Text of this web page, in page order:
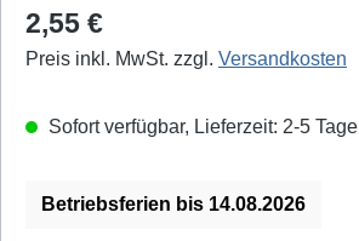
Regulärer Preis:
2,55 €
Preis inkl. MwSt. zzgl. Versandkosten
Sofort verfügbar, Lieferzeit: 2-5 Tage
Betriebsferien bis 14.08.2026